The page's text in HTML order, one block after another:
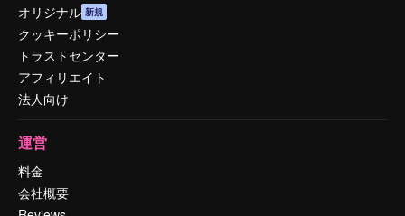
オリジナル 新規
クッキーポリシー
トラストセンター
アフィリエイト
法人向け
運営
料金
会社概要